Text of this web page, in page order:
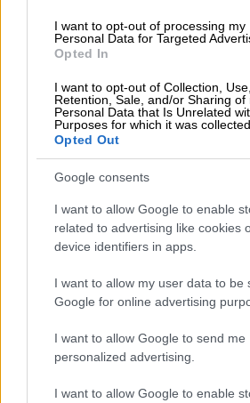
I want to opt-out of processing my
Personal Data for Targeted
Opted In
I want to opt-out of Collection, Use,
Retention, Sale, and/or Sharing of
Personal Data that Is Unrelated
Purposes for which it was collected.
Opted Out
Google consents
I want to allow Google to enable
related to advertising like cookies
device identifiers in apps.
I want to allow my user data to be
Google for online advertising
I want to allow Google to send me
personalized advertising.
I want to allow Google to enable
video
Ο αυτόπτης μάρτυρας
κόσμος ήταν τυχερός που
οχήματα ενώ τονίζει πως
άγγιζες τον άλλον δεν θα
δεις, τόση ομίχλη είχε».
Σύμφωνα με τον ίδιο, στην
τράκαραν γιατί έτρεχαν.
«Αυτή η λωρίδα της ομίχλης
500 μέτρα. Αν υπήρχαν δύο
περνάγαμε χωρίς